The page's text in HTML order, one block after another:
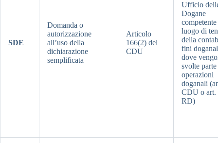
SDE
Domanda o
autorizzazione
all’uso della
dichiarazione
semplificata
Articolo
166(2) del
CDU
Ufficio
Dogane
luogo di
della
fini
dove
svolte
operazioni
doganali
CDU o art.
RD)